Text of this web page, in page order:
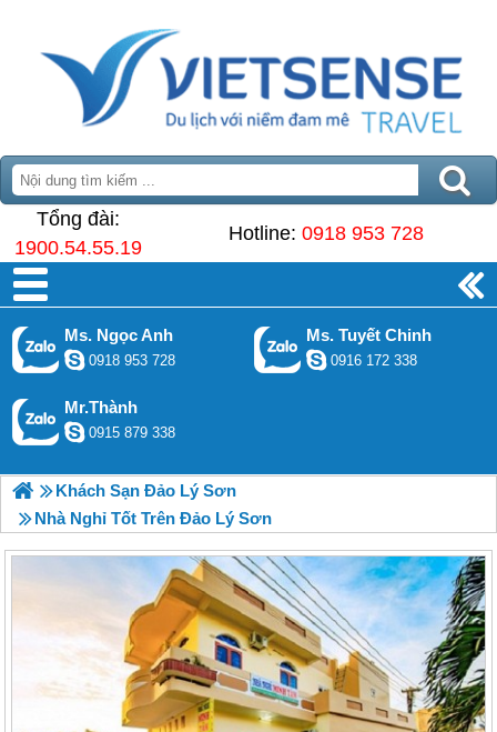
Tổng đài:
1900.54.55.19
Hotline: 0918 953 728
Ms. Ngọc Anh
0918 953 728
Ms. Tuyết Chinh
0916 172 338
Mr.Thành
0915 879 338
Khách Sạn Đảo Lý Sơn
Nhà Nghỉ Tốt Trên Đảo Lý Sơn